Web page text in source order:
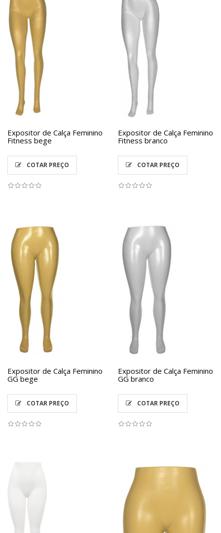
Expositor de Calça Feminino
Fitness bege
COTAR PREÇO
Expositor de Calça Feminino
Fitness branco
COTAR PREÇO
Expositor de Calça Feminino
GG bege
COTAR PREÇO
Expositor de Calça Feminino
GG branco
COTAR PREÇO